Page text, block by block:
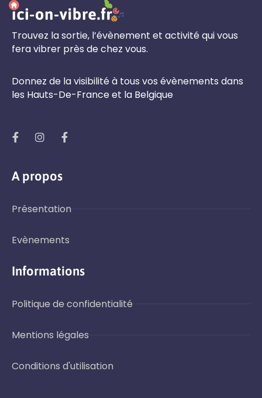
Trouvez la sortie, l’évènement et activité qui vous
fera vibrer près de chez vous.
Donnez de la visibilité à tous vos évènements dans
les Hauts-De-France et la Belgique
A propos
Présentation
Evènements
Informations
Politique de confidentialité
Mentions légales
Conditions d'utilisation